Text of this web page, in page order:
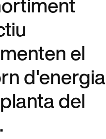
el
d'energia
del